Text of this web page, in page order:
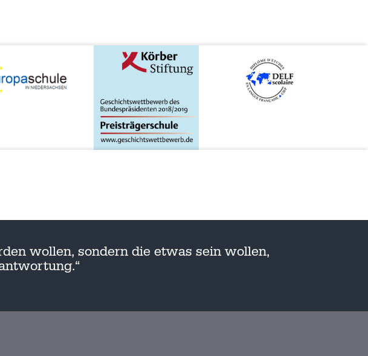
wollen, sondern die etwas sein wollen,